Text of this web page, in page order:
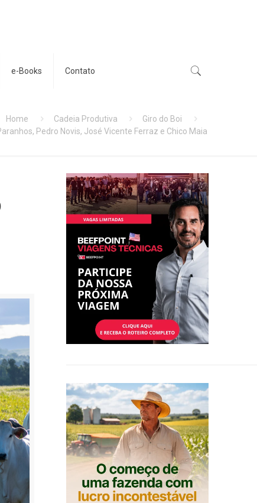
e-Books Contato
Home Cadeia Produtiva
Giro do Boi
Pedro Novis, José Vicente Ferraz e Chico Maia